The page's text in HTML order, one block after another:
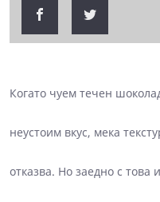
Когато чуем течен
неустоим вкус, мека
отказва. Но заедно с това